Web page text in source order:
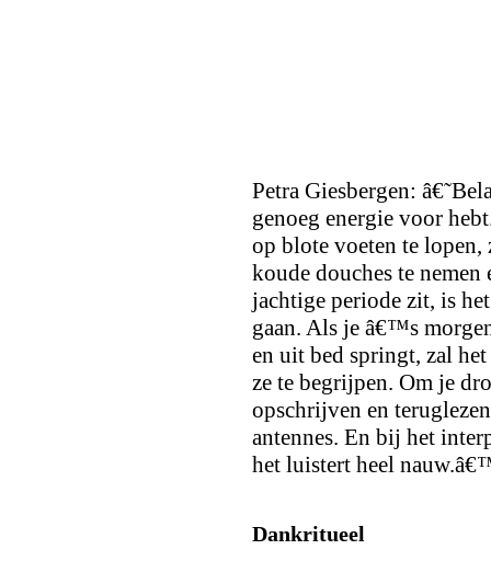
Petra Giesbergen:
genoeg energie voor
op blote voeten te
koude douches te
jachtige periode zit, is
gaan. Als je â€™s
en uit bed springt, zal
ze te begrijpen. Om je
opschrijven en
antennes. En bij het
het luistert heel
Dankritueel